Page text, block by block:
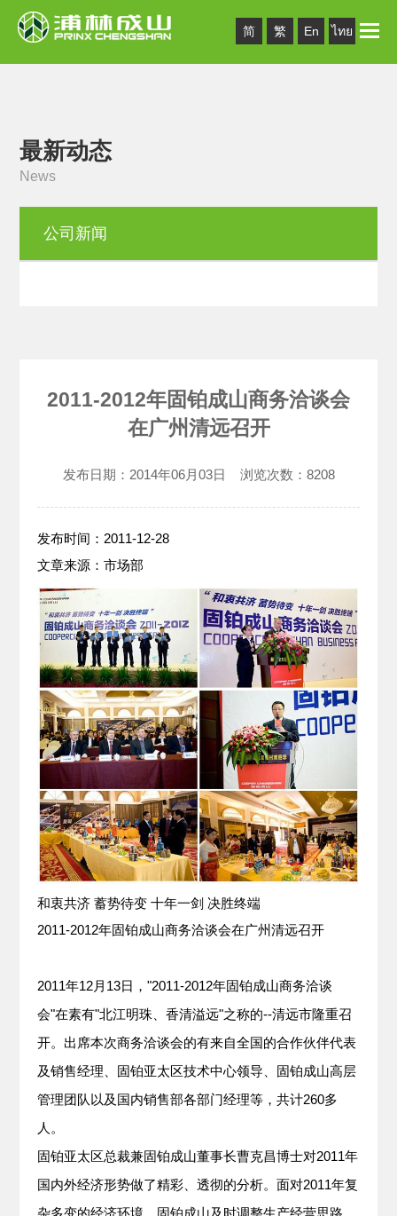
简 繁 En ไทย Toggle
最新动态
News
公司新闻
2011-2012年固铂成山商务洽谈会
在广州清远召开
发布日期： 2014年06月03日 浏览次数： 8208
发布时间：2011-12-28
文章来源：市场部
和衷共济 蓄势待变 十年一剑 决胜终端
2011-2012年固铂成山商务洽谈会在广州清远召开
2011年12月13日，"2011-2012年固铂成山商务洽谈
会"在素有"北江明珠、香清溢远"之称的--清远市隆重召
开。出席本次商务洽谈会的有来自全国的合作伙伴代表
及销售经理、固铂亚太区技术中心领导、固铂成山高层
管理团队以及国内销售部各部门经理等，共计260多
人。
固铂亚太区总裁兼固铂成山董事长曹克昌博士对2011年
国内外经济形势做了精彩、透彻的分析。面对2011年复